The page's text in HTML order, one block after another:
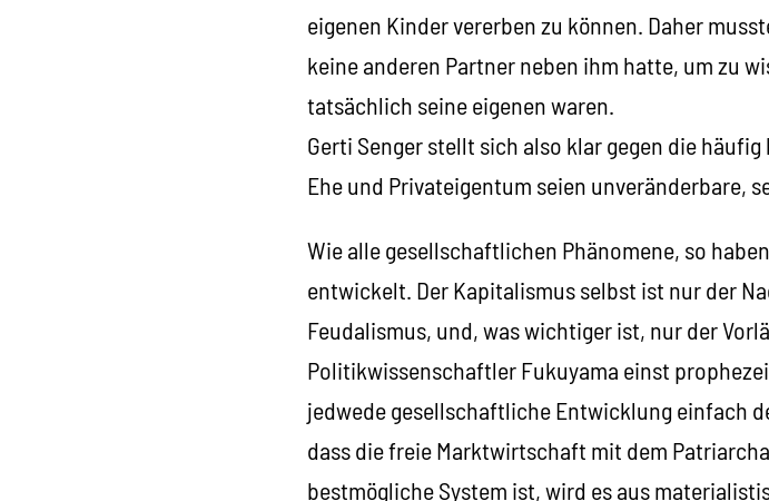
eigenen Kinder vererben zu können. Daher
keine anderen Partner neben ihm hatte, um zu
tatsächlich seine eigenen waren.
Gerti Senger stellt sich also klar gegen die
Ehe und Privateigentum seien unveränderbare,
Wie alle gesellschaftlichen Phänomene, so
entwickelt. Der Kapitalismus selbst ist nur der
Feudalismus, und, was wichtiger ist, nur der
Politikwissenschaftler Fukuyama einst
jedwede gesellschaftliche Entwicklung einfach
dass die freie Marktwirtschaft mit dem
bestmögliche System ist, wird es aus